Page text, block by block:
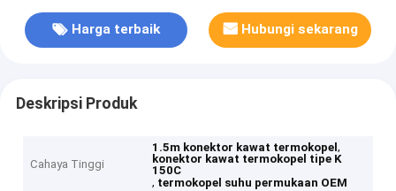
Harga terbaik Hubungi sekarang
Deskripsi Produk
Cahaya Tinggi
1.5m konektor kawat termokopel,
konektor kawat termokopel tipe K
150C
, termokopel suhu permukaan OEM